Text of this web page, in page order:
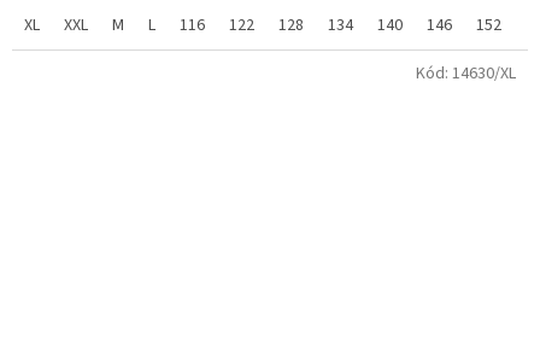
Materiál:
100% polyester
Gramáž: 145g/m2
XL XXL M L 116 122 128 134 140 146 152
Kód: 14630/XL